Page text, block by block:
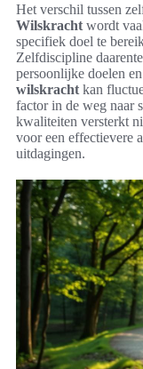
Het verschil tussen
Wilskracht wordt
specifiek doel te
Zelfdiscipline
persoonlijke doelen
wilskracht kan
factor in de weg naar
kwaliteiten versterkt
voor een effectievere
uitdagingen.